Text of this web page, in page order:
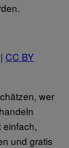
| CC BY
wer
einfach,
und gratis